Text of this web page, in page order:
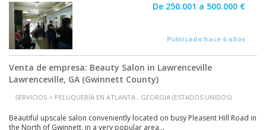
De 250.001 a 500.000 €
Publicado hace 6 años
Venta de empresa: Beauty Salon in Lawrenceville
Lawrenceville, GA (Gwinnett County)
SERVICIOS > PELUQUERÍA EN ATLANTA , GEORGIA (ESTADOS UNIDOS)
Beautiful upscale salon conveniently located on busy Pleasent Hill Road in
the North of Gwinnett, in a very popular area...